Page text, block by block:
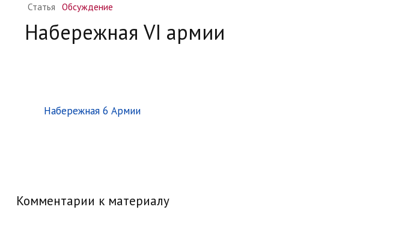
Статья Обсуждение
Набережная VI армии
Набережная 6 Армии
Комментарии к материалу